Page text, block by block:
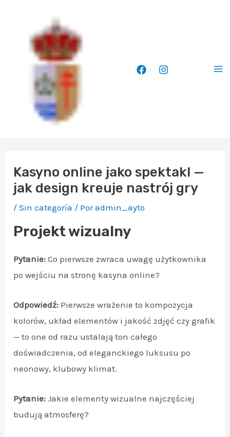
contenido
Kasyno online jako spektakl —
jak design kreuje nastrój gry
/Sin categoría / Poradmin_ayto
Projekt wizualny
Pytanie: Co pierwsze zwraca uwagę użytkownika
po wejściu na stronę kasyna online?
Odpowiedź: Pierwsze wrażenie to kompozycja
kolorów, układ elementów i jakość zdjęć czy grafik
— to one od razu ustalają ton całego
doświadczenia, od eleganckiego luksusu po
neonowy, klubowy klimat.
Pytanie: Jakie elementy wizualne najczęściej
budują atmosferę?